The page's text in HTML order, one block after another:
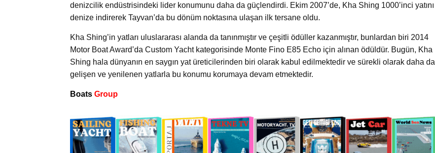
denizcilik endüstrisindeki lider konumunu daha da güçlendirdi. Ekim 2007’de, Kha Shing 1000’inci yatını
denize indirerek Tayvan’da bu dönüm noktasına ulaşan ilk tersane oldu.
Kha Shing’in yatları uluslararası alanda da tanınmıştır ve çeşitli ödüller kazanmıştır, bunlardan biri 2014
Motor Boat Award’da Custom Yacht kategorisinde Monte Fino E85 Echo için alınan ödüldür. Bugün, Kha
Shing hala dünyanın en saygın yat üreticilerinden biri olarak kabul edilmektedir ve sürekli olarak daha da
gelişen ve yenilenen yatlarla bu konumu korumaya devam etmektedir.
Boats Group